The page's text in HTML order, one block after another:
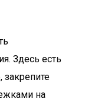
Здесь есть
на